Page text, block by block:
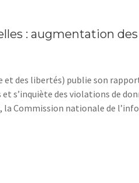
: augmentation
des libertés) publie son
s’inquiète des violations de
la Commission nationale de